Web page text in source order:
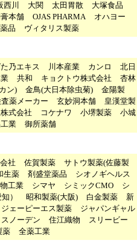
西川 大関 太田胃散
大塚食品
本舗 OJAS PHARMA
オハヨー
品 ヴィタリス製薬
乃エキス 川本産業 カンロ
北日
共和 キョクトウ株式会社
杏林
ン) 金鳥(大日本除虫菊)
金陽製
薬メーカー 玄妙洞本舗
皇漢堂製
式会社 コケナワ 小堺製薬
小城
業 御所薬舗
社 佐賀製薬
サトウ製薬(佐藤製
生薬 剤盛堂薬品
シオノギヘルス
工業 シマヤ シミックCMO
シ
） 昭和製薬(大阪) 白金製薬
新
ジェーピーエス製薬
ジャパンギャル
スノーデン 住江織物
スリービー
薬 全薬工業